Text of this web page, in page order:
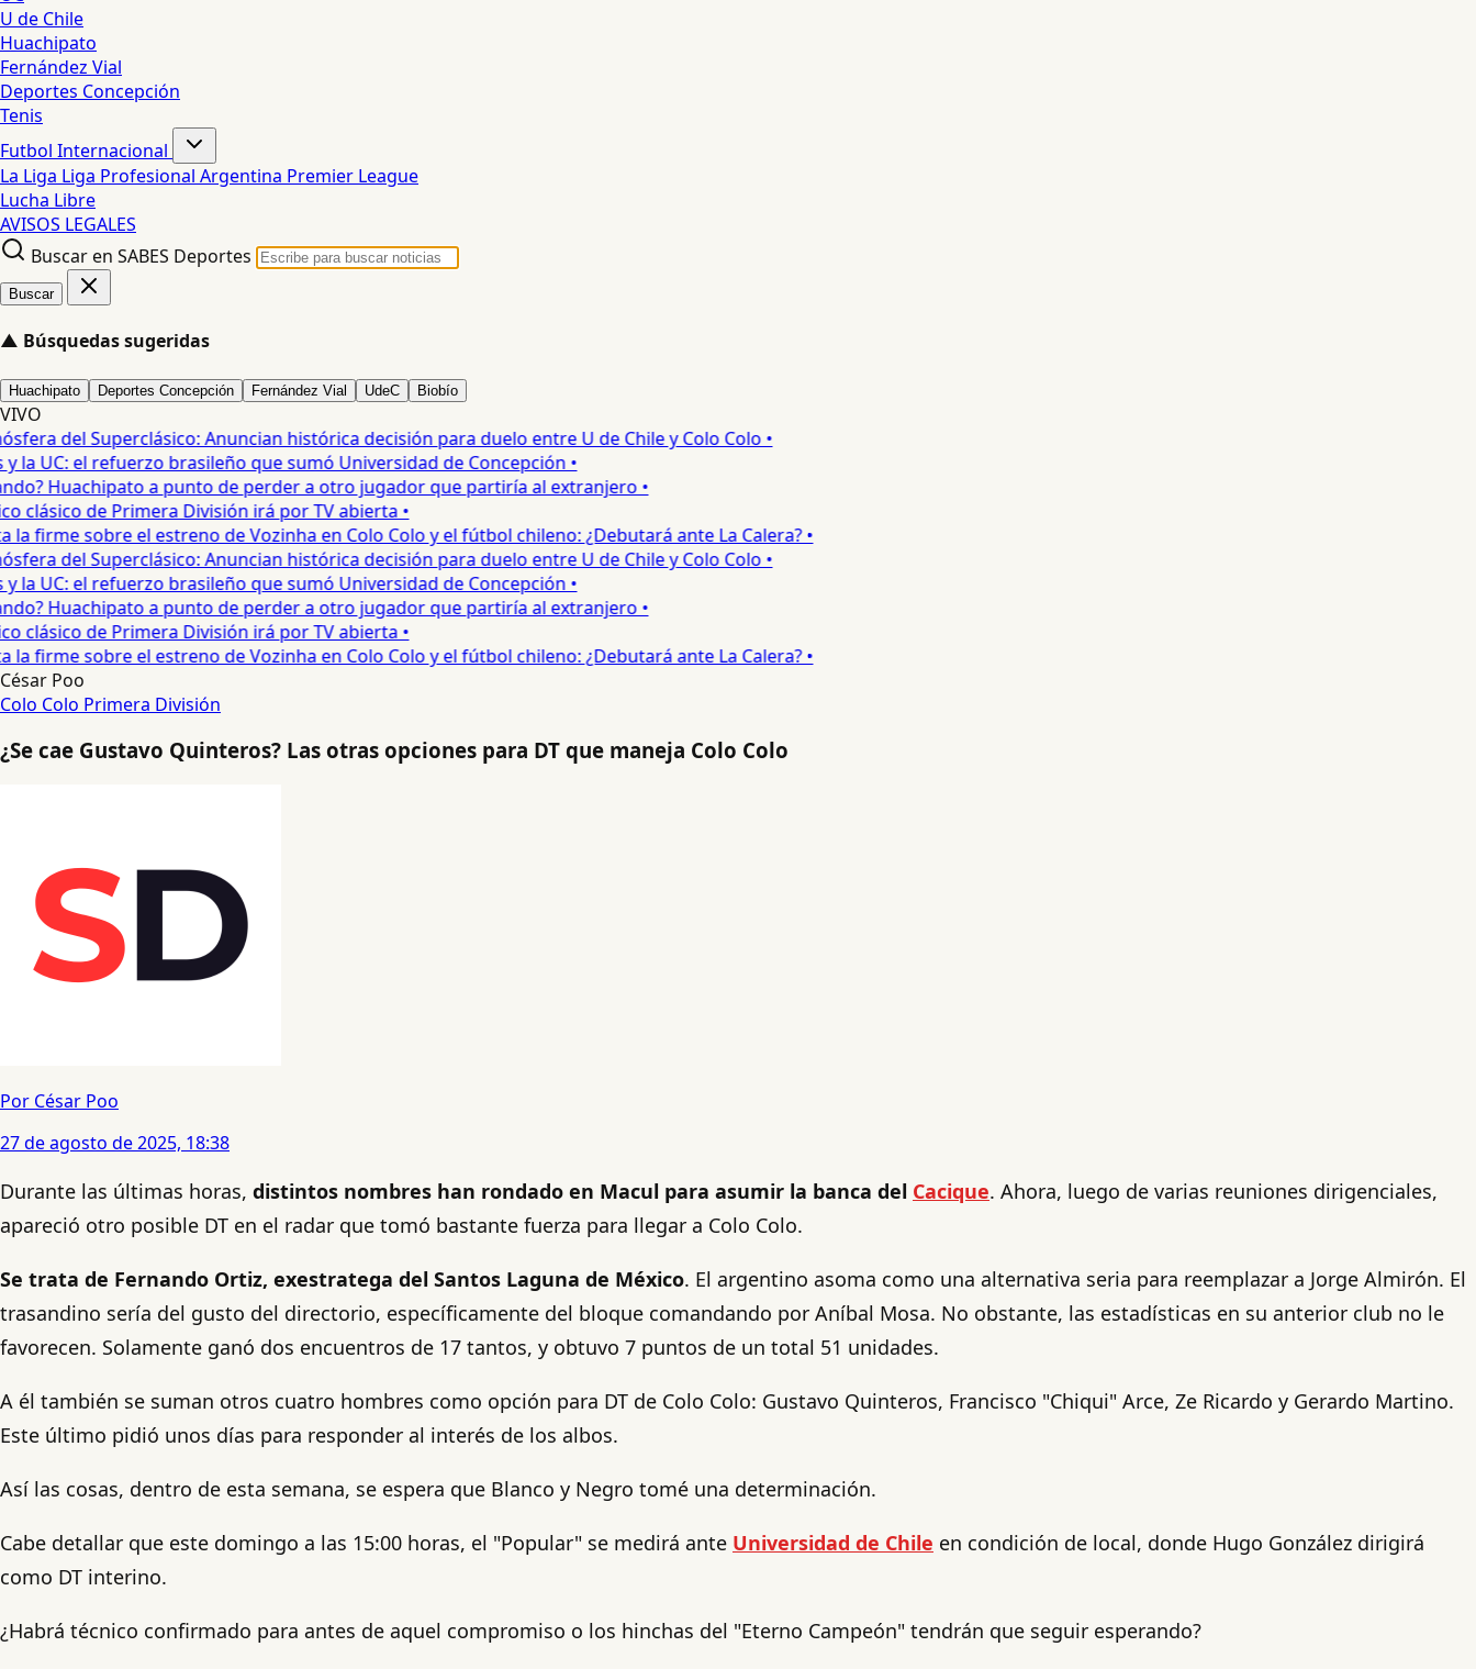
U de Chile
Huachipato
Fernández Vial
Deportes Concepción
Tenis
Futbol Internacional
La Liga Liga Profesional Argentina Premier League
Lucha Libre
AVISOS LEGALES
Buscar en SABES Deportes
Buscar
▲ Búsquedas sugeridas
Huachipato Deportes Concepción Fernández Vial UdeC Biobío
VIVO
del Superclásico: Anuncian histórica decisión para duelo entre U de Chile y Colo Colo •
UC: el refuerzo brasileño que sumó Universidad de Concepción •
Huachipato a punto de perder a otro jugador que partiría al extranjero •
de Primera División irá por TV abierta •
firme sobre el estreno de Vozinha en Colo Colo y el fútbol chileno: ¿Debutará ante La Calera? •
del Superclásico: Anuncian histórica decisión para duelo entre U de Chile y Colo Colo •
UC: el refuerzo brasileño que sumó Universidad de Concepción •
Huachipato a punto de perder a otro jugador que partiría al extranjero •
de Primera División irá por TV abierta •
firme sobre el estreno de Vozinha en Colo Colo y el fútbol chileno: ¿Debutará ante La Calera? •
César Poo
Colo Colo Primera División
¿Se cae Gustavo Quinteros? Las otras opciones para DT que maneja Colo Colo
Por César Poo
27 de agosto de 2025, 18:38
Durante las últimas horas, distintos nombres han rondado en Macul para asumir la banca del Cacique. Ahora, luego de varias reuniones dirigenciales,
apareció otro posible DT en el radar que tomó bastante fuerza para llegar a Colo Colo.
Se trata de Fernando Ortiz, exestratega del Santos Laguna de México. El argentino asoma como una alternativa seria para reemplazar a Jorge Almirón. El
trasandino sería del gusto del directorio, específicamente del bloque comandando por Aníbal Mosa. No obstante, las estadísticas en su anterior club no le
favorecen. Solamente ganó dos encuentros de 17 tantos, y obtuvo 7 puntos de un total 51 unidades.
A él también se suman otros cuatro hombres como opción para DT de Colo Colo: Gustavo Quinteros, Francisco "Chiqui" Arce, Ze Ricardo y Gerardo Martino.
Este último pidió unos días para responder al interés de los albos.
Así las cosas, dentro de esta semana, se espera que Blanco y Negro tomé una determinación.
Cabe detallar que este domingo a las 15:00 horas, el "Popular" se medirá ante Universidad de Chile en condición de local, donde Hugo González dirigirá
como DT interino.
¿Habrá técnico confirmado para antes de aquel compromiso o los hinchas del "Eterno Campeón" tendrán que seguir esperando?